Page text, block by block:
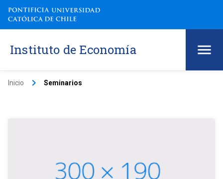
Instituto de Economía
Inicio keyboard_arrow_right Seminarios